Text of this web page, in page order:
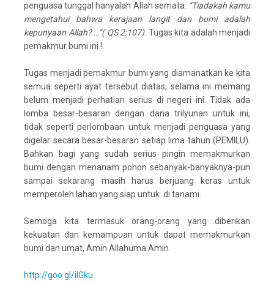
penguasa tunggal hanyalah Allah semata: “Tiadakah kamu
mengetahui bahwa kerajaan langit dan bumi adalah
kepunyaan Allah? …”( QS 2:107). Tugas kita adalah menjadi
pemakmur bumi ini !.
Tugas menjadi pemakmur bumi yang diamanatkan ke kita
semua seperti ayat tersebut diatas, selama ini memang
belum menjadi perhatian serius di negeri ini. Tidak ada
lomba besar-besaran dengan dana trilyunan untuk ini,
tidak seperti perlombaan untuk menjadi penguasa yang
digelar secara besar-besaran setiap lima tahun (PEMILU).
Bahkan bagi yang sudah serius pingin memakmurkan
bumi dengan menanam pohon sebanyak-banyaknya-pun
sampai sekarang masih harus berjuang keras untuk
memperoleh lahan yang siap untuk di tanami.
Semoga kita termasuk orang-orang yang diberikan
kekuatan dan kemampuan untuk dapat memakmurkan
bumi dan umat, Amin Allahuma Amin.
http://goo.gl/ilGku